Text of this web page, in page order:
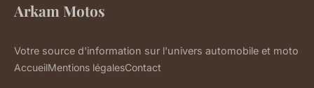
Arkam Motos
Votre source d'information sur l'univers automobile et moto
AccueilMentions légalesContact